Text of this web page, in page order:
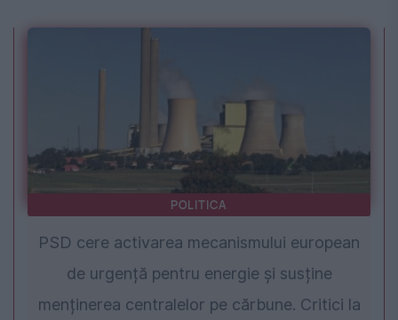
POLITICA
PSD cere activarea mecanismului european
de urgență pentru energie și susține
menținerea centralelor pe cărbune. Critici la